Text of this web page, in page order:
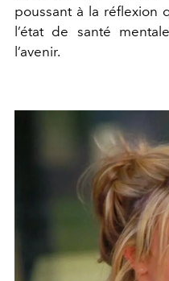
poussant à la réflexion
l’état de santé
l’avenir.